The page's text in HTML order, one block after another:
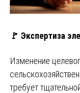
🚩 Экспертиза
Изменение
требует